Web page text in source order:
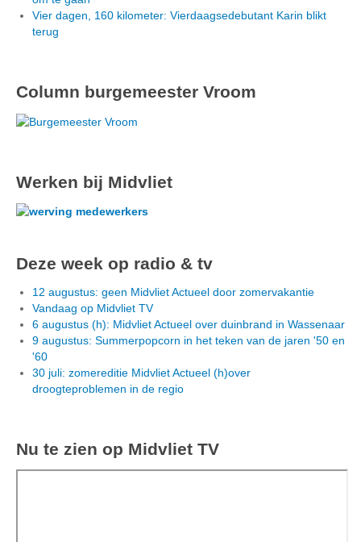
Vier dagen, 160 kilometer: Vierdaagsedebutant Karin blikt
terug
Column burgemeester Vroom
Werken bij Midvliet
Deze week op radio & tv
12 augustus: geen Midvliet Actueel door zomervakantie
Vandaag op Midvliet TV
6 augustus (h): Midvliet Actueel over duinbrand in Wassenaar
9 augustus: Summerpopcorn in het teken van de jaren '50 en
'60
30 juli: zomereditie Midvliet Actueel (h)over
droogteproblemen in de regio
Nu te zien op Midvliet TV